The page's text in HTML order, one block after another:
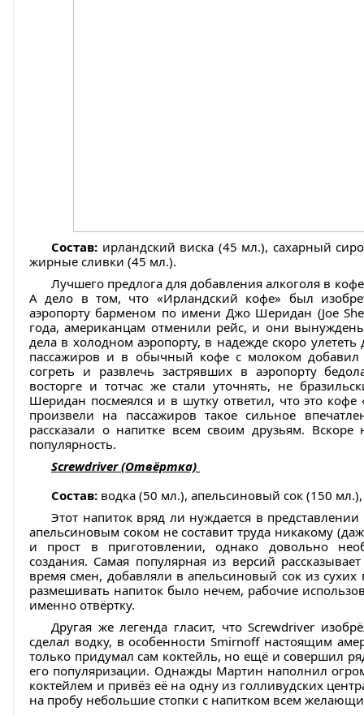
Состав: ирландский виска (45 мл.), сахарный
жирные сливки (45 мл.).
Лучшего предлога для добавления алкоголя в
А дело в том, что «Ирландский кофе» был
аэропорту барменом по имени Джо Шеридан (Joe
года, американцам отменили рейс, и они
дела в холодном аэропорту, в надежде скоро
пассажиров и в обычный кофе с молоком добавил
согреть и развлечь застрявших в аэропорту
восторге и тотчас же стали уточнять, не
Шеридан посмеялся и в шутку ответил, что это
произвели на пассажиров такое сильное
рассказали о напитке всем своим друзьям.
популярность.
Screwdriver (Отвёртка)
Состав: водка (50 мл.), апельсиновый сок (150
Этот напиток вряд ли нуждается в
апельсиновым соком не составит труда никакому
и прост в приготовлении, однако довольно
создания. Самая популярная из версий
время смен, добавляли в апельсиновый сок из
размешивать напиток было нечем, рабочие
именно отвёртку.
Другая же легенда гласит, что Screwdriver
сделал водку, в особенности Smirnoff настоящим
только придумал сам коктейль, но ещё и совершил
его популяризации. Однажды Мартин наполнил
коктейлем и привёз её на одну из голливудских
на пробу небольшие стопки с напитком всем